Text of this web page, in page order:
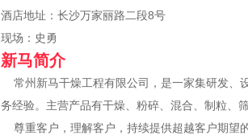
酒店地址：长沙万家丽路二段8号
现场：史勇
新马简介
常州新马干燥工程有限公司，是一家集研发、
务经验。主营产品有干燥、粉碎、混合、制粒、
尊重客户，理解客户，持续提供超越客户期望